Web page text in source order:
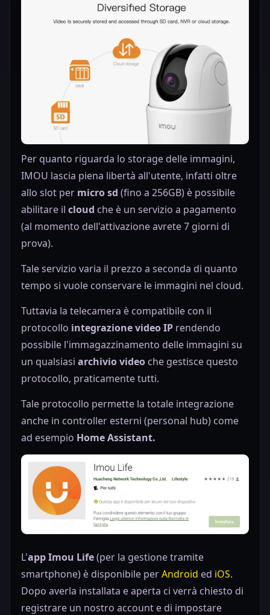
Per quanto riguarda lo storage delle immagini,
IMOU lascia piena libertà all'utente, infatti oltre
allo slot per micro sd (fino a 256GB) è possibile
abilitare il cloud che è un servizio a pagamento
(al momento dell'attivazione avrete 7 giorni di
prova).
Tale servizio varia il prezzo a seconda di quanto
tempo si vuole conservare le immagini nel cloud.
Tuttavia la telecamera è compatibile con il
protocollo integrazione video IP rendendo
possibile l'immagazzinamento delle immagini su
un qualsiasi archivio video che gestisce questo
protocollo, praticamente tutti.
Tale protocollo permette la totale integrazione
anche in controller esterni (personal hub) come
ad esempio Home Assistant.
L'app Imou Life(per la gestione tramite
smartphone) è disponibile perAndroid ed iOS.
Dopo averla installata e aperta ci verrà chiesto di
registrare un nostro account e di impostare